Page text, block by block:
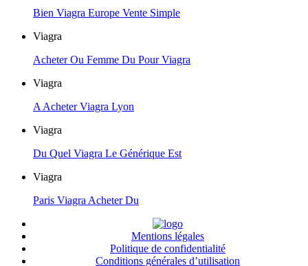
Bien Viagra Europe Vente Simple
Viagra
Acheter Ou Femme Du Pour Viagra
Viagra
A Acheter Viagra Lyon
Viagra
Du Quel Viagra Le Générique Est
Viagra
Paris Viagra Acheter Du
Mentions légales
Politique de confidentialité
Conditions générales d’utilisation